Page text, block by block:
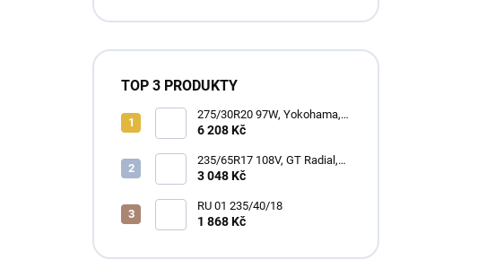
a
e
TOP 3 PRODUKTY
275/30R20 97W, Yokohama,
ADVAN WINTER V907
6 208 Kč
235/65R17 108V, GT Radial,
CLIMATE ACTIVE
3 048 Kč
RU 01 235/40/18
1 868 Kč